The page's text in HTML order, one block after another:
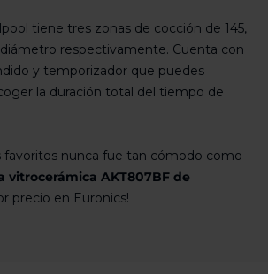
tiene tres zonas de cocción de 145,
respectivamente. Cuenta con
y temporizador que puedes
la duración total del tiempo de
favoritos nunca fue tan cómodo como
vitrocerámica AKT807BF de
precio en Euronics!